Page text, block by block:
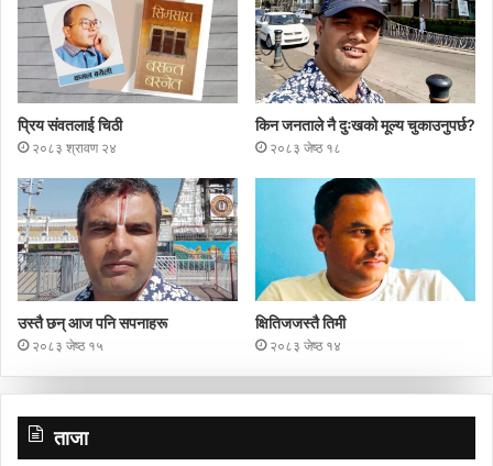
प्रिय संवतलाई चिठी
२०८३ श्रावण २४
किन जनताले नै दुःखको मूल्य चुकाउनुपर्छ?
२०८३ जेष्ठ १८
उस्तै छन् आज पनि सपनाहरू
२०८३ जेष्ठ १५
क्षितिजजस्तै तिमी
२०८३ जेष्ठ १४
ताजा